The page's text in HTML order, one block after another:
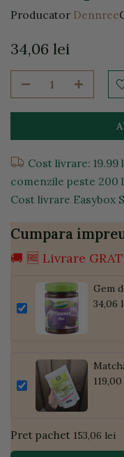
Producator Dennree
34,06 lei
Cost livrare:
comenzile peste 200
Cost livrare Easybox
Cumpara
🚚 🆓 Livrare
Gem
34,06
Pudră
Pret pachet 153,06 lei